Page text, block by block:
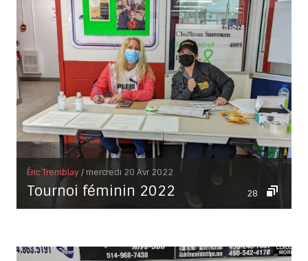
Éric Tremblay/ mercredi 20 Avr 2022
Tournoi féminin 2022 28